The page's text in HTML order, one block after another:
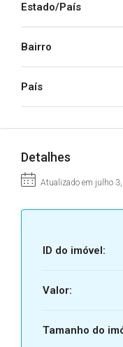
Estado/País
Bairro
País
Detalhes
Atualizado em julho
ID do imóvel:
Valor:
Tamanho do